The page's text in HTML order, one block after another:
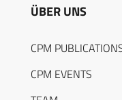
ÜBER UNS
CPM
CPM EVENTS